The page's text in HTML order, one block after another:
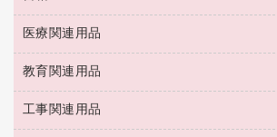
スリッパ・サンダル・シューズ
スポーツ・レジャー用品
ゴミ袋
キッチン用品
額縁
各種用紙
ルーズリーフ
統一伝票用ファイル
収納保存用品
レターファイル
リングファイル
消しゴム
修正液・修正ペン
修正テープ
鉛筆
両面テープ
名札
保管・整理用品
壁面／足元収納
パソコンソフト
医療関連用品
保健用品
使い捨て手袋
感染症対策用品
教育関連用品
教育関連用品
工事関連用品